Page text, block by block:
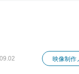
映像制作